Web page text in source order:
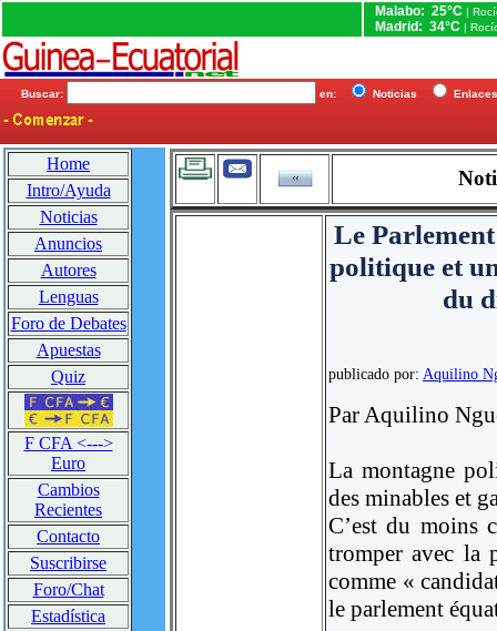
Malabo: 25°C |
Madrid: 34°C |
Buscar: en: Noticias
Home
Intro/Ayuda
Noticias
Anuncios
Autores
Lenguas
Foro de Debates
Apuestas
Quiz
F CFA <--->
Euro
Cambios
Recientes
Contacto
Suscribirse
Foro/Chat
Estadística
Le
politique et
du
publicado por: Aquilino
Par Aquilino
La montagne
des minables et
C’est du moins
tromper avec la
comme «
le parlement